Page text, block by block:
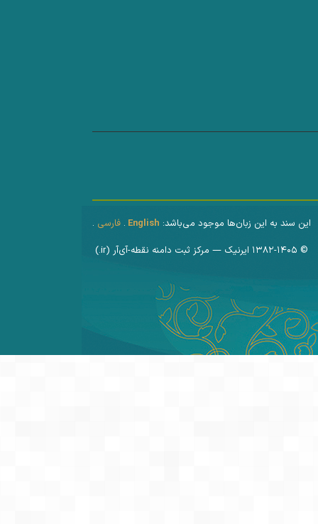
این سند به این زبان‌ها موجود می‌باشد: English
. فارسی .
© ۱۳۸۲-۱۴۰۵ ایرنیک — مرکز ثبت دامنه نقطه-آی‌آر (‎.ir)